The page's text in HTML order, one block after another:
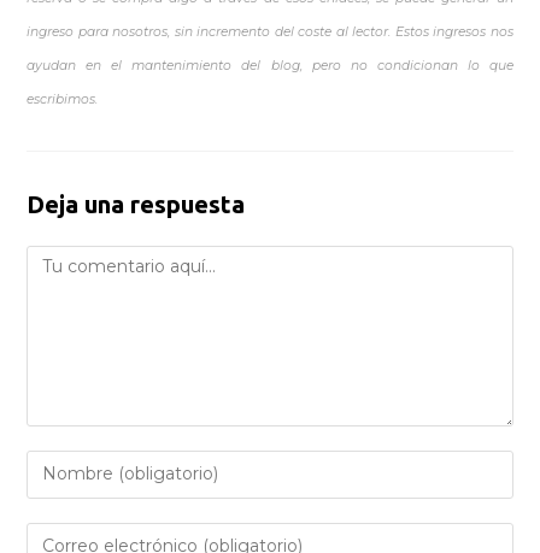
ingreso para nosotros, sin incremento del coste al lector. Estos ingresos nos
ayudan en el mantenimiento del blog, pero no condicionan lo que
escribimos.
Deja una respuesta